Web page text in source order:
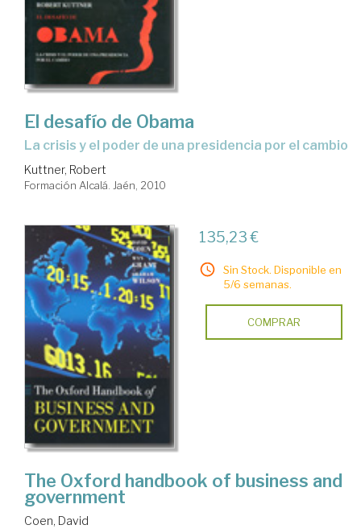
El desafío de Obama
la crisis y el poder de una presidencia por el cambio
Kuttner, Robert
Formación Alcalá. Jaén, 2010
135,23 €
Sin Stock. Disponible en
5/6 semanas.
COMPRAR
The Oxford handbook of business and
government
Coen, David